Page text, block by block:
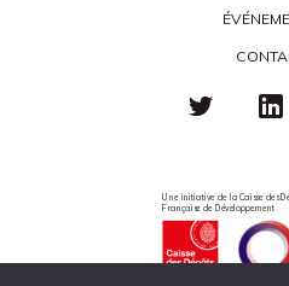
Une initiative de la Caisse des
Française de Développement